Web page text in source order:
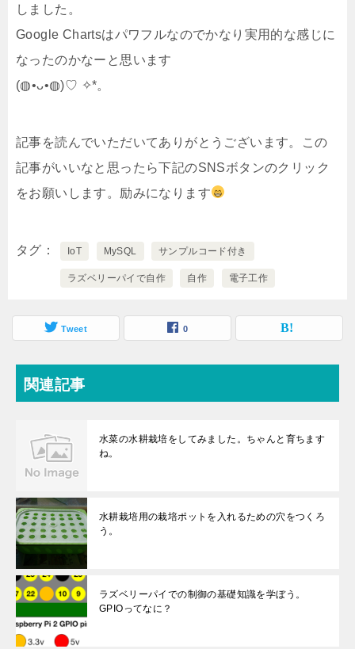
しました。
Google Chartsはパワフルなのでかなり実用的な感じに
なったのかなーと思います
(◍•ᴗ•◍)♡ ✧*。
記事を読んでいただいてありがとうございます。この
記事がいいなと思ったら下記のSNSボタンのクリック
をお願いします。励みになります
タグ IoT MySQL サンプルコード付き
ラズベリーパイで自作 自作 電子工作
Tweet 0
関連記事
水菜の水耕栽培をしてみました。ちゃんと育ちます
ね。
水耕栽培用の栽培ポットを入れるための穴をつくろ
う。
ラズベリーパイでの制御の基礎知識を学ぼう。
GPIOってなに？